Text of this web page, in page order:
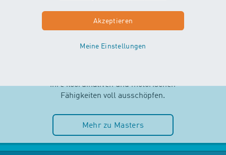
Akzeptieren
Meine Einstellungen
MASTERS
AB 2.5 JAHREN
Selbstständigkeit und Spass im
ihre koordinativen und motorischen
Fähigkeiten voll ausschöpfen.
Mehr zu Masters